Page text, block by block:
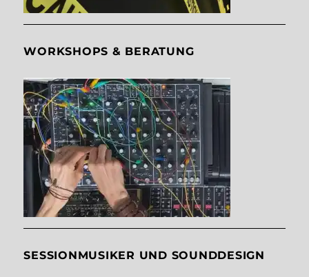
WORKSHOPS & BERATUNG
SESSIONMUSIKER UND SOUNDDESIGN